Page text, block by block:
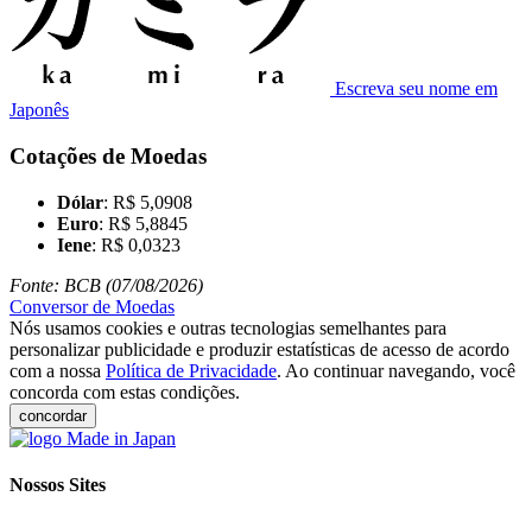
Escreva seu nome em
Japonês
Cotações de Moedas
Dólar: R$ 5,0908
Euro: R$ 5,8845
Iene: R$ 0,0323
Fonte: BCB (07/08/2026)
Conversor de Moedas
Nós usamos cookies e outras tecnologias semelhantes para
personalizar publicidade e produzir estatísticas de acesso de acordo
com a nossa Política de Privacidade. Ao continuar navegando, você
concorda com estas condições.
concordar
Nossos Sites